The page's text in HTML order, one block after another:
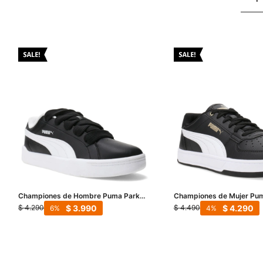
Championes de Hombre Puma Park
Life Style Easy - Negro - Blanco
$ 4.290 $3.990
6
Championes de Mujer
- Negro - Blanco
$ 4.490 $4.290
4